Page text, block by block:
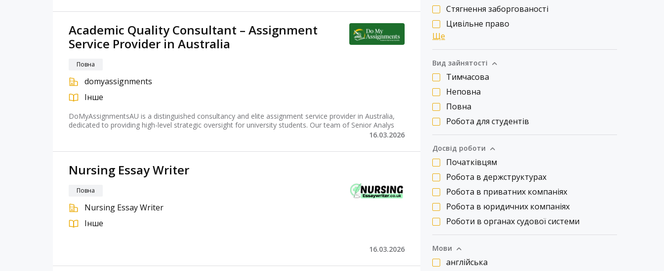
Стягнення заборгованості
Цивільне право
Ще
Вид зайнятості
Тимчасова
Неповна
Повна
Робота для студентів
Досвід роботи
Початківцям
Робота в держструктурах
Робота в приватних компаніях
Робота в юридичних компаніях
Роботи в органах судової системи
Мови
англійська
Academic Quality Consultant – Assignment
Service Provider in Australia
Повна
domyassignments
Інше
DoMyAssignmentsAU is a distinguished consultancy and elite assignment service provider in Australia,
dedicated to providing high-level strategic oversight for university students. Our team of Senior Analys
16.03.2026
Nursing Essay Writer
Повна
Nursing Essay Writer
Інше
16.03.2026